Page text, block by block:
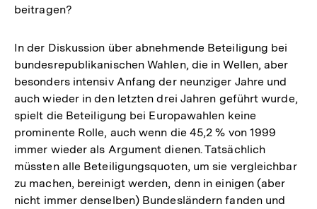
beitragen?
In der Diskussion über abnehmende Beteiligung bei
bundesrepublikanischen Wahlen, die in Wellen, aber
besonders intensiv Anfang der neunziger Jahre und
auch wieder in den letzten drei Jahren geführt wurde,
spielt die Beteiligung bei Europawahlen keine
prominente Rolle, auch wenn die 45,2 % von 1999
immer wieder als Argument dienen. Tatsächlich
müssten alle Beteiligungsquoten, um sie vergleichbar
zu machen, bereinigt werden, denn in einigen (aber
nicht immer denselben) Bundesländern fanden und